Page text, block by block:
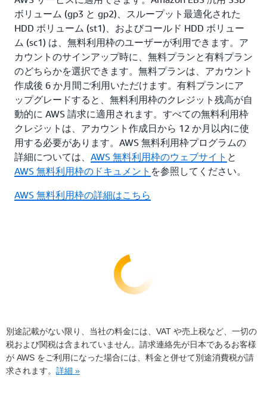
ボリューム (gp3 と gp2)、スループット最適化された
HDD ボリューム (st1)、およびコールド HDD ボリュー
ム (sc1) は、無料利用枠のユーザーが利用できます。ア
カウントのサインアップ時に、無料プランと有料プラン
のどちらかを選択できます。無料プランは、アカウント
作成後 6 か月間ご利用いただけます。有料プランにア
ップグレードすると、無料利用枠のクレジット残高が自
動的に AWS 請求に適用されます。すべての無料利用枠
クレジットは、アカウント作成日から 12 か月以内に使
用する必要があります。AWS 無料利用枠プログラムの
詳細については、 AWS 無料利用枠のウェブサイト と
AWS 無料利用枠のドキュメント を参照してください。
AWS 無料利用枠の詳細はこちら
別途記載がない限り、当社の料金には、VAT や売上税など、一切の
税および関税は含まれていません。請求連絡先が日本であるお客様
が AWS をご利用になった場合には、料金と併せて別途消費税が請
求されます。 詳細 »